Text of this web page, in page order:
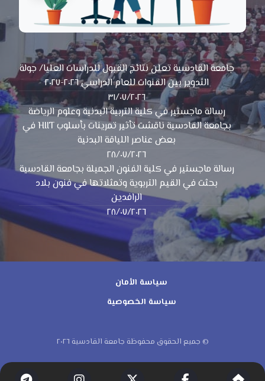
جامعة القادسية تعلن نتائج القبول للدراسات العليا/ جولة
التدوير بين القنوات للعام الدراسي ٢٠٢٦-٢٠٢٧
٣١/٠٧/٢٠٢٦
رسالة ماجستير في كلية التربية البدنية وعلوم الرياضة
بجامعة القادسية ناقشت تأثير تمرينات بأسلوب HIIT في
بعض عناصر اللياقة البدنية
٢٨/٠٧/٢٠٢٦
رسالة ماجستير في كلية الفنون الجميلة بجامعة القادسية
بحثت في القيم التربوية وتمثلاتها في فنون بلاد
الرافدين
٢٨/٠٧/٢٠٢٦
سياسة الأمان
سياسة الخصوصية
© جميع الحقوق محفوظة جامعة القادسية ٢٠٢٦